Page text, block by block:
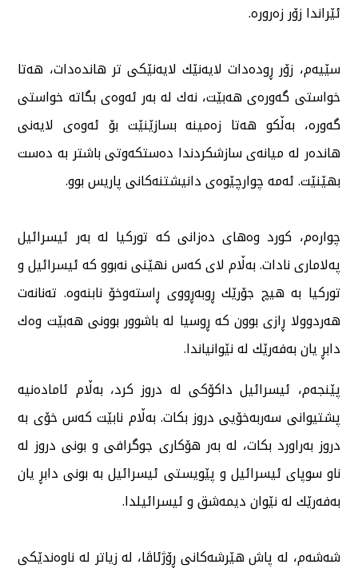
ئێراندا زۆر زەرورە.
سێیەم، زۆر ڕودەدات لایەنێك لایەنێكی تر هاندەدات، هەتا
خواستی گەورەی هەبێت، نەك لە بەر ئەوەی بگاتە خواستی
گەورە، بەڵكو هەتا زەمینە بسازێنێت بۆ ئەوەی لایەنی
هاندەر لە میانەی سازشكردندا دەستكەوتی باشتر بە دەست
بهێنێت. ئەمە چوارچێوەی دانیشتنەكانی پاریس بوو.
چوارەم، كورد وەهای دەزانی كە توركیا لە بەر ئیسرائیل
پەلاماری نادات. بەڵام لای كەس نهێنی نەبوو كە ئیسرائیل و
توركیا بە هیچ جۆرێك ڕوبەڕووی ڕاستەوخۆ نابنەوە. تەنانەت
هەردوولا ڕازی بوون كە ڕوسیا لە باشوور بوونی هەبێت وەك
دابڕ یان بەفەرێك لە نێوانیاندا.
پێنجەم، ئیسرائیل داكۆكی لە دروز كرد، بەڵام ئامادەنیە
پشتیوانی سەربەخۆیی دروز بكات. بەڵام نابێت كەس خۆی بە
دروز بەراورد بكات، لە بەر هۆكاری جوگرافی و بونی دروز لە
ناو سوپای ئیسرائیل و پێویستی ئیسرائیل بە بونی دابڕ یان
بەفەرێك لە نێوان دیمەشق و ئیسرائیلدا.
شەشەم، لە پاش هێرشەكانی ڕۆژئاڤا، لە زیاتر لە ناوەندێكی